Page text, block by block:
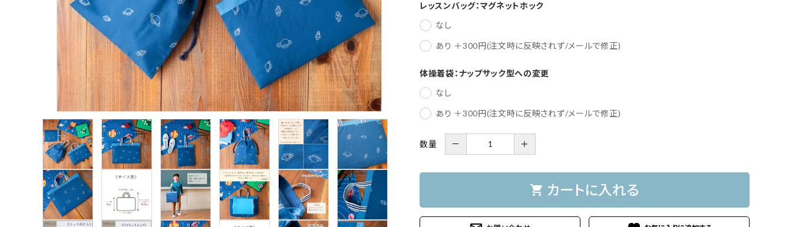
レッスンバッグ：マグネットホック
なし
あり ＋300円(注文時に反映されず/メールで修正)
体操着袋：ナップサック型への変更
なし
あり ＋300円(注文時に反映されず/メールで修正)
数量 － ＋
shopping_cart カートに入れる